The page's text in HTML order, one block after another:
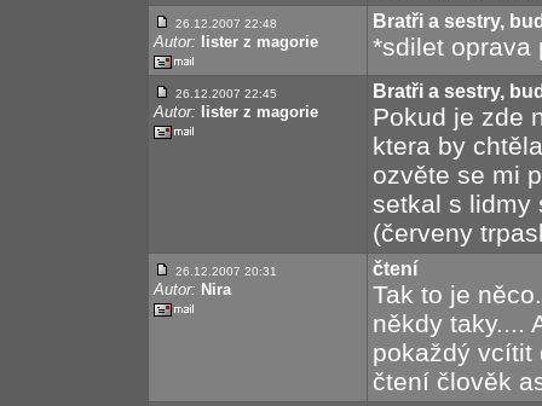
26.12.2007 22:48
Autor: lister z magorie
Bratři a sestry,
*sdilet oprava
26.12.2007 22:45
Autor: lister z magorie
Bratři a sestry,
Pokud je zde
ktera by
ozvěte se mi
setkal s lidmy
(červeny
26.12.2007 20:31
Autor: Nira
čtení
Tak to je
někdy taky....
pokaždý vcítit
čtení člověk